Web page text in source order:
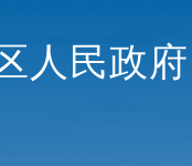
人民政府